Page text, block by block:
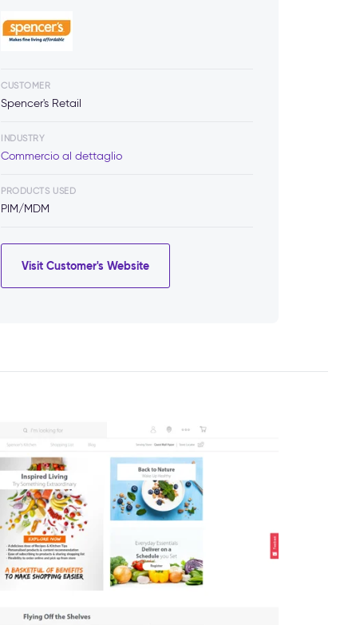
CUSTOMER
Spencer's Retail
INDUSTRY
Commercio al dettaglio
PRODUCTS USED
PIM/MDM
Visit Customer's Website